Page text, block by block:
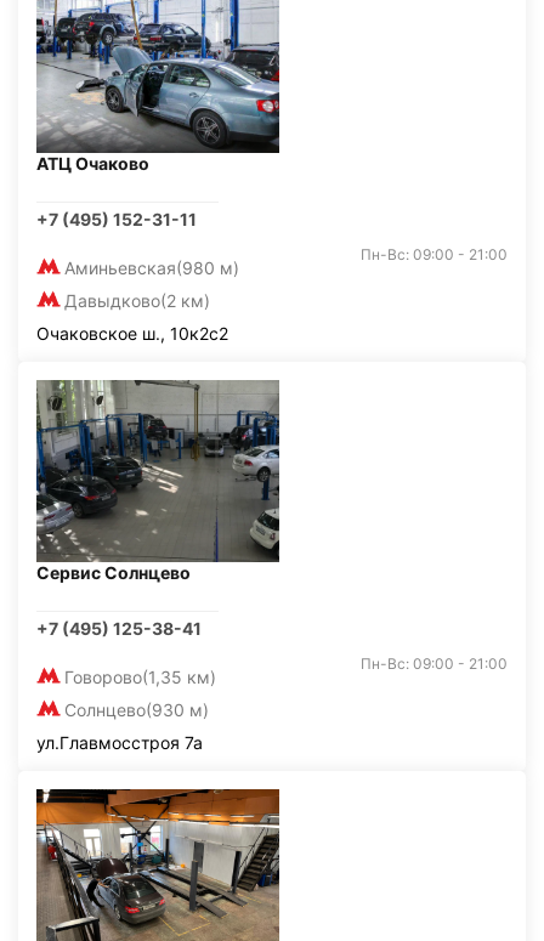
АТЦ Очаково
+7 (495) 152-31-11
Аминьевская(980 м)
Давыдково(2 км)
Пн-Вс: 09:00 - 21:00
Очаковское ш., 10к2с2
Сервис Солнцево
+7 (495) 125-38-41
Говорово(1,35 км)
Солнцево(930 м)
Пн-Вс: 09:00 - 21:00
ул.Главмосстроя 7а